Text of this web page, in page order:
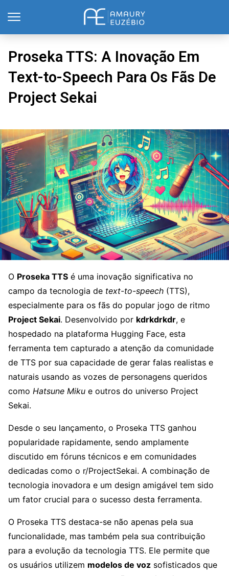
Proseka TTS: A Inovação Em
Text-to-Speech Para Os Fãs De
Project Sekai
O Proseka TTS é uma inovação significativa no
campo da tecnologia de text-to-speech (TTS),
especialmente para os fãs do popular jogo de ritmo
Project Sekai. Desenvolvido por kdrkdrkdr, e
hospedado na plataforma Hugging Face, esta
ferramenta tem capturado a atenção da comunidade
de TTS por sua capacidade de gerar falas realistas e
naturais usando as vozes de personagens queridos
como Hatsune Miku e outros do universo Project
Sekai.
Desde o seu lançamento, o Proseka TTS ganhou
popularidade rapidamente, sendo amplamente
discutido em fóruns técnicos e em comunidades
dedicadas como o r/ProjectSekai. A combinação de
tecnologia inovadora e um design amigável tem sido
um fator crucial para o sucesso desta ferramenta.
O Proseka TTS destaca-se não apenas pela sua
funcionalidade, mas também pela sua contribuição
para a evolução da tecnologia TTS. Ele permite que
os usuários utilizem modelos de voz sofisticados que